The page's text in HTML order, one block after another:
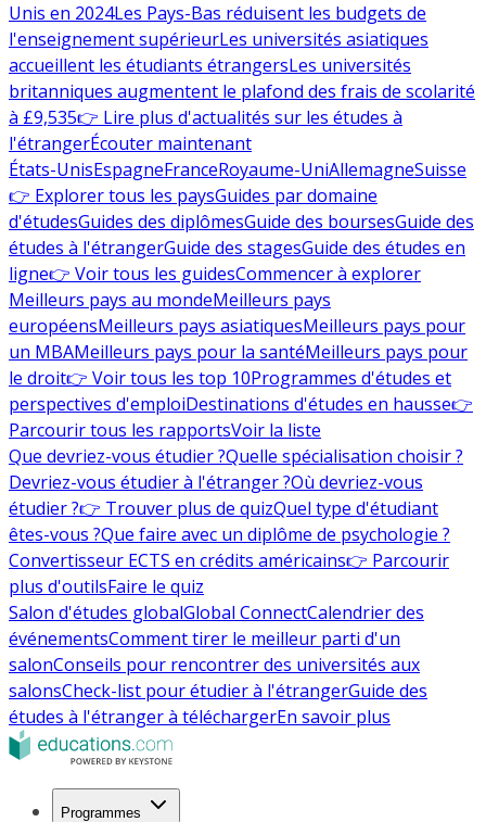
Unis en 2024Les Pays-Bas réduisent les budgets de
l'enseignement supérieurLes universités asiatiques
accueillent les étudiants étrangersLes universités
britanniques augmentent le plafond des frais de scolarité
à £9,535👉 Lire plus d'actualités sur les études à
l'étrangerÉcouter maintenant
États-UnisEspagneFranceRoyaume-UniAllemagneSuisse
👉 Explorer tous les paysGuides par domaine
d'étudesGuides des diplômesGuide des boursesGuide des
études à l'étrangerGuide des stagesGuide des études en
ligne👉 Voir tous les guidesCommencer à explorer
Meilleurs pays au mondeMeilleurs pays
européensMeilleurs pays asiatiquesMeilleurs pays pour
un MBAMeilleurs pays pour la santéMeilleurs pays pour
le droit👉 Voir tous les top 10Programmes d'études et
perspectives d'emploiDestinations d'études en hausse👉
Parcourir tous les rapportsVoir la liste
Que devriez-vous étudier ?Quelle spécialisation choisir ?
Devriez-vous étudier à l'étranger ?Où devriez-vous
étudier ?👉 Trouver plus de quizQuel type d'étudiant
êtes-vous ?Que faire avec un diplôme de psychologie ?
Convertisseur ECTS en crédits américains👉 Parcourir
plus d'outilsFaire le quiz
Salon d'études globalGlobal ConnectCalendrier des
événementsComment tirer le meilleur parti d'un
salonConseils pour rencontrer des universités aux
salonsCheck-list pour étudier à l'étrangerGuide des
études à l'étranger à téléchargerEn savoir plus
Programmes